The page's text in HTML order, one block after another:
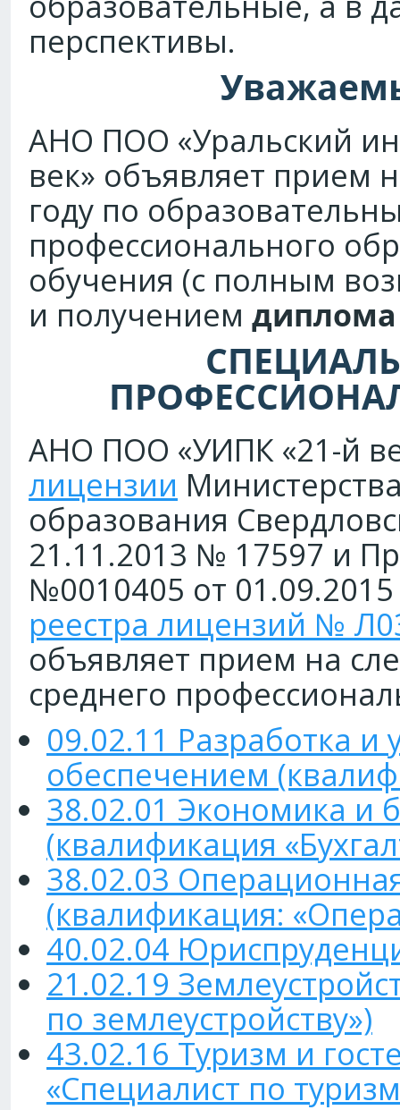
перспективы.
АНО ПОО «Уральский
век» объявляет прием
году по
профессионального
обучения (с полным
и получением диплома
АНО ПОО «УИПК «21-й
лицензии
образования
21.11.2013 № 17597 и
№0010405 от 01.09.2015
реестра лицензий №
объявляет прием на
среднего
09.02.11 Разработка
обеспечением
38.02.01 Экономика и
(квалификация
38.02.03
(квалификация:
40.02.04
21.02.19
по землеустройству»)
43.02.16 Туризм и
«Специалист по